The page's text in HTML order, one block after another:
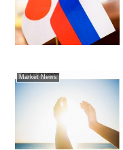
Market News